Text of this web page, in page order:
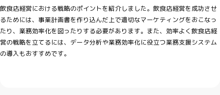
飲食店経営における戦略のポイントを紹介しました。飲食店経営を成功させ
るためには、事業計画書を作り込んだ上で適切なマーケティングをおこなっ
たり、業務効率化を図ったりする必要があります。また、効率よく飲食店経
営の戦略を立てるには、データ分析や業務効率化に役立つ業務支援システム
の導入もおすすめです。